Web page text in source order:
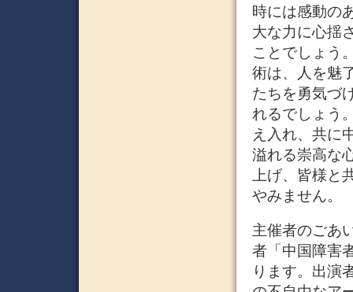
時には感動の
大な力に心揺
ことでしょう
術は、人を魅
たちを勇気づ
れるでしょう
え入れ、共に
溢れる崇高な
上げ、皆様と
やみません。
主催者のごあ
者「中国障害
ります。出演